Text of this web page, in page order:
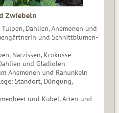
Zwiebeln
Dahlien, Anemonen und
und Schnittblumen-
Narzissen, Krokusse
und Gladiolen
Anemonen und Ranunkeln
Standort, Düngung,
und Kübel, Arten und